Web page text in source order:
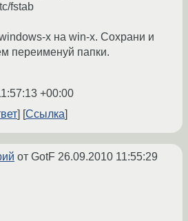
fstab
x на win-x. Сохрани и
переименуй папки.
+00:00
Ссылка
от GotF 26.09.2010 11:55:29